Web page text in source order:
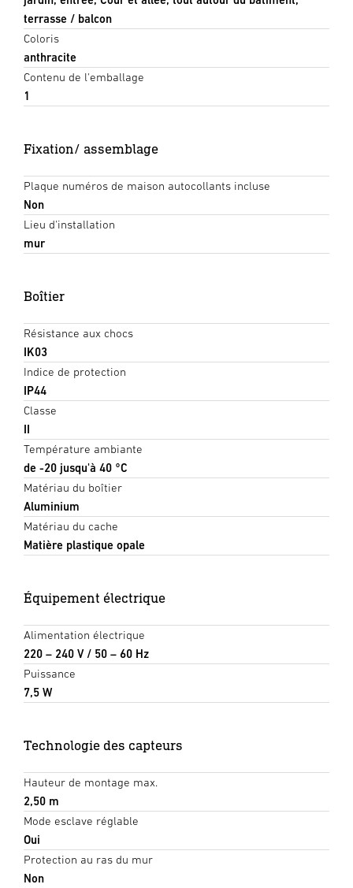
terrasse / balcon
Coloris
anthracite
Contenu de l'emballage
1
Fixation/ assemblage
Plaque numéros de maison autocollants incluse
Non
Lieu d'installation
mur
Boîtier
Résistance aux chocs
IK03
Indice de protection
IP44
Classe
II
Température ambiante
de -20 jusqu'à 40 °C
Matériau du boîtier
Aluminium
Matériau du cache
Matière plastique opale
Équipement électrique
Alimentation électrique
220 – 240 V / 50 – 60 Hz
Puissance
7,5 W
Technologie des capteurs
Hauteur de montage max.
2,50 m
Mode esclave réglable
Oui
Protection au ras du mur
Non